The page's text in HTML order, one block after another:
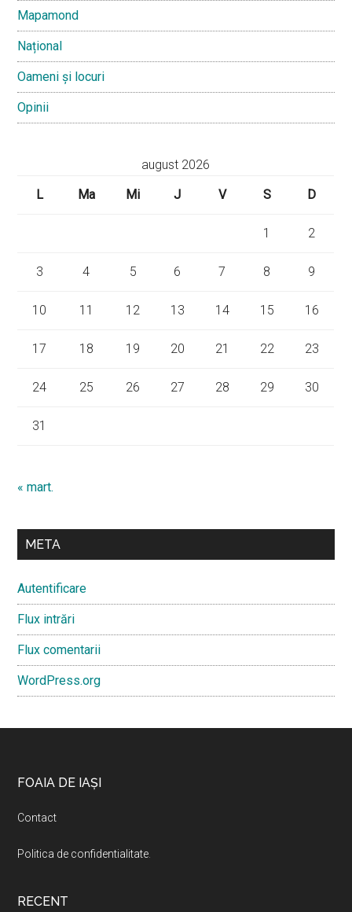
Mapamond
Național
Oameni și locuri
Opinii
august 2026
L
Ma Mi J V S D
1 2
3 4 5 6 7 8 9
10 11 12 13 14 15 16
17 18 19 20 21 22 23
24 25 26 27 28 29 30
31
« mart.
META
Autentificare
Flux intrări
Flux comentarii
WordPress.org
Footer
FOAIA DE IAȘI
Contact
Politica de confidentialitate
RECENT